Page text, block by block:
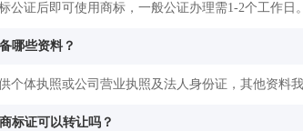
公证后即可使用商标，一般公证办理需1-2个工作日。
哪些资料？
个体执照或公司营业执照及法人身份证，其他资料我
标证可以转让吗？